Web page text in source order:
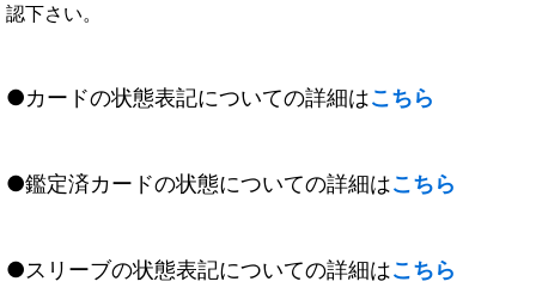
認下さい。
●カードの状態表記についての詳細はこちら
●鑑定済カードの状態についての詳細はこちら
●スリーブの状態表記についての詳細はこちら